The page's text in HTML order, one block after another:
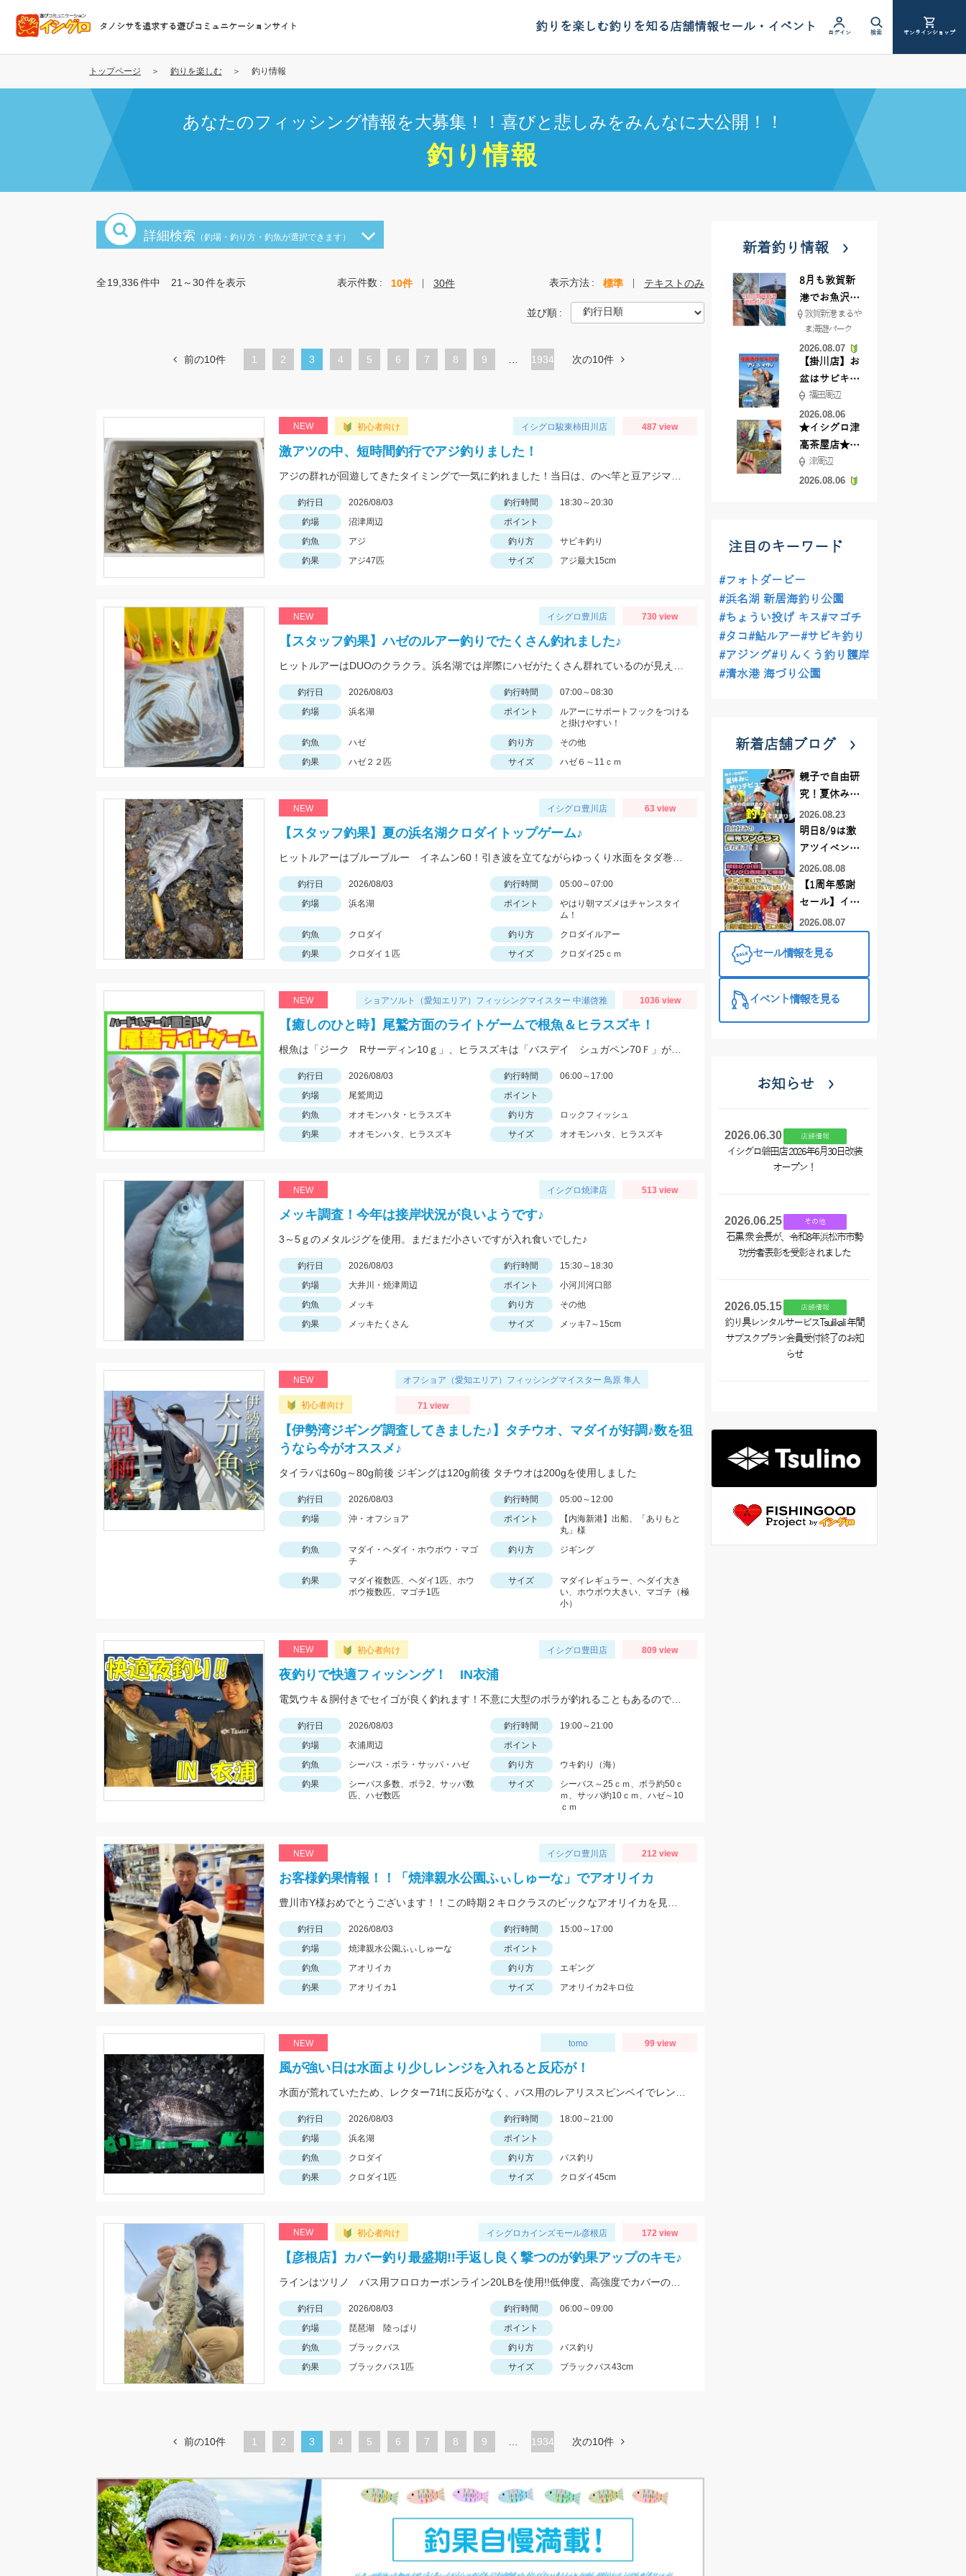
コ
テ
タノシサを追求する遊びコミュニケーションサイト 釣りを楽しむ釣りを知る店舗情報セール・イベント ログイン 検索 オンラインショップ
トップページ 釣りを楽しむ 釣り情報
あなたのフィッシング情報を大募集！！喜びと悲しみをみんなに大公開！！
釣り情報
詳細検索 （釣場・釣り方・釣魚が選択できます）
全19,336件中 21～30件を表示 表示件数 10件 30件 表示方法 標準 テキストのみ
並び順
前の10件 1
ペ
2
カ
ト
ペ
3
ペ
4
ペ
5
ペ
6
ペ
7
ペ
8
ペ
9 1934 次の10件
NEW 初心者向け イシグロ駿東柿田川店 487 view
激アツの中、短時間釣行でアジ釣りました！
釣行日 2026/08/03 釣行時間
18:30～20:30
釣場
沼津周辺
ポイント
釣魚
アジ 釣り方
サビキ釣り
釣果
アジ47匹 サイズ アジ最大15cm
NEW イシグロ豊川店 730 view
【スタッフ釣果】ハゼのルアー釣りでたくさん釣れました♪
釣行日 2026/08/03 釣行時間
07:00～08:30
釣場
浜名湖 ポイント
ルアーにサポートフックをつける
と掛けやすい！
釣魚
ハゼ 釣り方
その他
釣果
ハゼ２２匹 サイズ ハゼ６～11ｃｍ
NEW イシグロ豊川店 63 view
【スタッフ釣果】夏の浜名湖クロダイトップゲーム♪
釣行日 2026/08/03 釣行時間
05:00～07:00
釣場
浜名湖 ポイント
やはり朝マズメはチャンスタイ
ム！
釣魚
クロダイ 釣り方
クロダイルアー
釣果
クロダイ１匹 サイズ クロダイ25ｃｍ
NEW ショアソルト（愛知エリア）フィッシングマイスター 中瀬啓雅 1036 view
【癒しのひと時】尾鷲方面のライトゲームで根魚＆ヒラスズキ！
釣行日 2026/08/03 釣行時間
06:00～17:00
釣場
尾鷲周辺
ポイント
釣魚
オオモンハタ・ヒラスズキ 釣り方
ロックフィッシュ
釣果
オオモンハタ、ヒラスズキ サイズ オオモンハタ、ヒラスズキ
NEW イシグロ焼津店 513 view
メッキ調査！今年は接岸状況が良いようです♪
3～5ｇのメタルジグを使用。まだまだ小さいですが入れ食いでした♪
釣行日 2026/08/03 釣行時間
15:30～18:30
釣場
大井川・焼津周辺 ポイント
小河川河口部
釣魚
メッキ 釣り方
その他
釣果
メッキたくさん サイズ メッキ7～15cm
NEW
初心者向け
オフショア（愛知エリア）フィッシングマイスター 鳥原 隼人
71 view
【伊勢湾ジギング調査してきました♪】タチウオ、マダイが好調♪数を狙
うなら今がオススメ♪
タイラバは60g～80g前後 ジギングは120g前後 タチウオは200gを使用しました
釣行日 2026/08/03 釣行時間
05:00～12:00
釣場
沖・オフショア ポイント
【内海新港】出船、「ありもと
丸」様
釣魚
マダイ・ヘダイ・ホウボウ・マゴ
チ
釣り方 ジギング
釣果
マダイ複数匹、ヘダイ1匹、ホウ
ボウ複数匹、マゴチ1匹
サイズ
マダイレギュラー、ヘダイ大き
い、ホウボウ大きい、マゴチ（極
小）
NEW 初心者向け イシグロ豊田店 809 view
夜釣りで快適フィッシング！ IN衣浦
釣行日 2026/08/03 釣行時間
19:00～21:00
釣場
衣浦周辺
ポイント
釣魚
シーバス・ボラ・サッパ・ハゼ 釣り方
ウキ釣り（海）
釣果
シーバス多数、ボラ2、サッパ数
匹、ハゼ数匹
サイズ
シーバス～25ｃｍ、ボラ約50ｃ
ｍ、サッパ約10ｃｍ、ハゼ～10
ｃｍ
NEW イシグロ豊川店 212 view
お客様釣果情報！！「焼津親水公園ふぃしゅーな」でアオリイカ
釣行日 2026/08/03 釣行時間
15:00～17:00
釣場
焼津親水公園ふぃしゅーな
ポイント
釣魚
アオリイカ 釣り方
エギング
釣果
アオリイカ1 サイズ アオリイカ2キロ位
NEW tomo 99 view
風が強い日は水面より少しレンジを入れると反応が！
釣行日 2026/08/03 釣行時間
18:00～21:00
釣場
浜名湖
ポイント
釣魚
クロダイ 釣り方
バス釣り
釣果
クロダイ1匹 サイズ クロダイ45cm
NEW 初心者向け イシグロカインズモール彦根店 172 view
【彦根店】カバー釣り最盛期!!手返し良く撃つのが釣果アップのキモ♪
釣行日 2026/08/03 釣行時間
06:00～09:00
釣場
琵琶湖 陸っぱり
ポイント
釣魚
ブラックバス 釣り方
バス釣り
釣果
ブラックバス1匹 サイズ ブラックバス43cm
前の10件 1
ペ
ジ
2
カ
ン
ト
ペ
ー
ジ
3
ペ
4
ペ
5
ペ
6
ペ
7
ペ
8
ペ
9 1934 次の10件
新着釣り情報
8月も敦賀新
港でお魚沢山
♪ イシグロ彦
根店
敦賀新港 まるや
ま海遊パーク
2026.08.07
【掛川店】お
盆はサビキ釣
りいきません
か?
福田周辺
2026.08.06
★イシグロ津
高茶屋店★津
近郊ハゼ釣れ
てます！
津周辺
2026.08.06
注目のキーワード
#フォトダービー
#浜名湖 新居海釣り公園
#ちょうい投げ キス#マゴチ
#タコ#鮎ルアー#サビキ釣り
#アジング#りんくう釣り護岸
#清水港 海づり公園
新着店舗ブログ
親子で自由研
究！夏休みに
釣りデビュー
2026.08.23
明日8/9は激
アツイベント
日！！！～オ
ーダー偏光グ
ラス受注会～
2026.08.08
【1周年感謝
セール】イカ
メタルスッ
仕掛けがまと
トでお買い
得！
2026.08.07
セール情報を見る
イベント情報を見る
お知らせ
2026.06.30 店舗情報
イシグロ磐田店 2026年6月30日改装
オープン！
2026.06.25 その他
石黒 衆 会長が、令和8年浜松市市勢
功労者表彰を受彰されました
2026.05.15 店舗情報
釣り具レンタルサービスTsulikali 年間
サブスクプラン会員受付終了のお知
らせ